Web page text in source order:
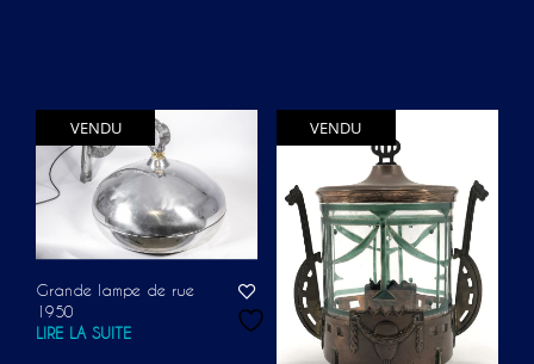
VENDU
Grande lampe de rue
1950
LIRE LA SUITE
VENDU